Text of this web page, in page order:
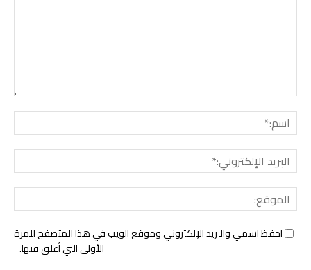
احفظ اسمي والبريد الإلكتروني وموقع الويب في هذا المتصفح للمرة
الأولى التي أعلق فيها.